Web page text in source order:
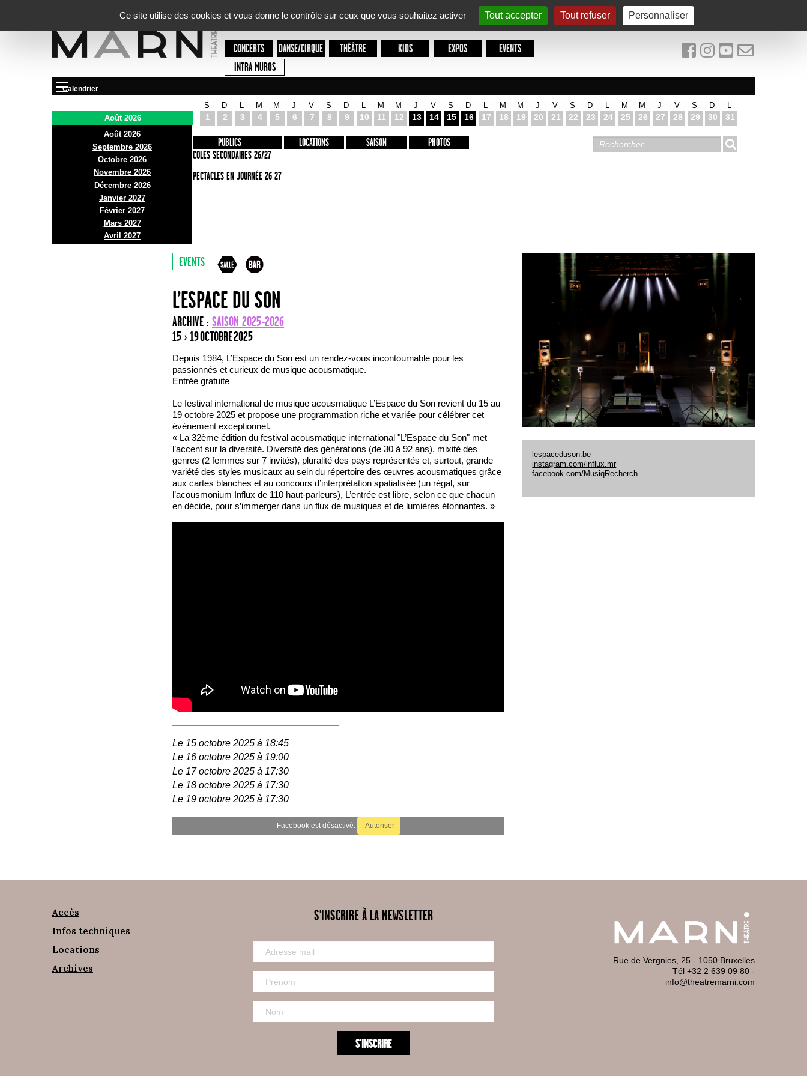
Ce site utilise des cookies et vous donne le contrôle sur ceux que vous souhaitez activer
Tout accepter Tout refuser Personnaliser
CONCERTS DANSE/CIRQUE THÉÂTRE KIDS EXPOS
EVENTS
INTRA MUROS
Calendrier
Août 2026
Août 2026
Septembre 2026
Octobre 2026
Novembre 2026
Décembre 2026
Janvier 2027
Février 2027
Mars 2027
Avril 2027
S
1
D
2 3
M
4
M
5
J
6
V
7
S
8
D
9 10
M
11
M
12
J
13
V
14
S
15
D
16 17
M
18
M
19
J
20
V
21
S
22
D
23 24
M
25
M
26
J
27
V
28
S
29
D
30 31
PRÉSENTATION
INFOS PRATIQUES
ACCES
BAR ET BISTRO
BILLETTERIE
PUBLICS
ECOLES SECONDAIRES 26/27
SPECTACLES EN JOURNÉE 26 27
LOCATIONS SAISON PHOTOS
EVENTS
L’ESPACE DU SON
ARCHIVE : SAISON 2025-2026
15 › 19 OCTOBRE 2025
Depuis 1984, L’Espace du Son est un rendez-vous incontournable pour les
passionnés et curieux de musique acousmatique.
Entrée gratuite
Le festival international de musique acousmatique L’Espace du Son revient du 15 au
19 octobre 2025 et propose une programmation riche et variée pour célébrer cet
événement exceptionnel.
« La 32ème édition du festival acousmatique international "L’Espace du Son" met
l’accent sur la diversité. Diversité des générations (de 30 à 92 ans), mixité des
genres (2 femmes sur 7 invités), pluralité des pays représentés et, surtout, grande
variété des styles musicaux au sein du répertoire des œuvres acousmatiques grâce
aux cartes blanches et au concours d’interprétation spatialisée (un régal, sur
l’acousmonium Influx de 110 haut-parleurs), L’entrée est libre, selon ce que chacun
en décide, pour s’immerger dans un flux de musiques et de lumières étonnantes. »
Le 15 octobre 2025 à 18:45
Le 16 octobre 2025 à 19:00
Le 17 octobre 2025 à 17:30
Le 18 octobre 2025 à 17:30
Le 19 octobre 2025 à 17:30
Facebook est désactivé. Autoriser
lespaceduson.be
instagram.com/influx.mr
facebook.com/MusiqRecherch
Accès
Infos techniques
Locations
Archives
S'INSCRIRE À LA NEWSLETTER
Rue de Vergnies, 25 - 1050 Bruxelles
Tél +32 2 639 09 80 -
info@theatremarni.com